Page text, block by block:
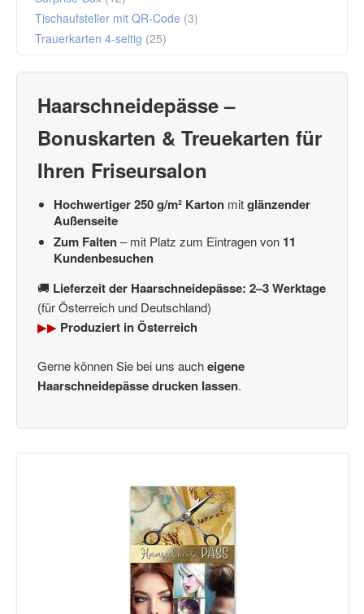
Tischaufsteller mit QR-Code (3)
Trauerkarten 4-seitig (25)
Haarschneidepässe–
Bonuskarten & Treuekarten für
Ihren Friseursalon
Hochwertiger 250 g/m² Karton mitglänzender
Außenseite
Zum Falten– mit Platz zum Eintragen von 11
Kundenbesuchen
🚚 Lieferzeit der Haarschneidepässe: 2–3 Werktage
(für Österreich und Deutschland)
▶▶ Produziert in Österreich
Gerne können Sie bei uns aucheigene
Haarschneidepässe drucken lassen.